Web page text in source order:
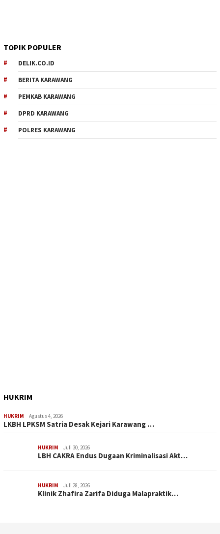
TOPIK POPULER
DELIK.CO.ID
BERITA KARAWANG
PEMKAB KARAWANG
DPRD KARAWANG
POLRES KARAWANG
HUKRIM
HUKRIM Agustus 4, 2026
LKBH LPKSM Satria Desak Kejari Karawang …
HUKRIM Juli 30, 2026
LBH CAKRA Endus Dugaan Kriminalisasi Akt…
HUKRIM Juli 28, 2026
Klinik Zhafira Zarifa Diduga Malapraktik…